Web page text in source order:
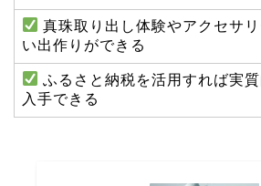
真珠取り出し体験やアクセサ
い出作りができる
ふるさと納税を活用すれば実
入手できる